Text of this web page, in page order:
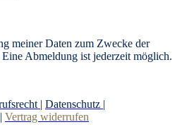
meiner Daten zum Zwecke der
Abmeldung ist jederzeit möglich.
| Datenschutz |
| Vertrag widerrufen